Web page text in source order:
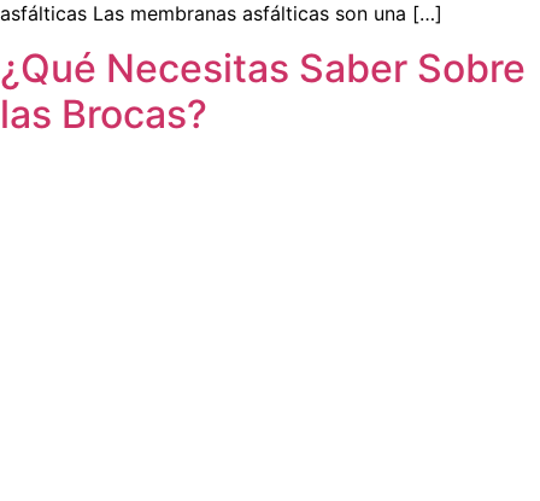
asfálticas Las membranas asfálticas son una […]
¿Qué Necesitas Saber Sobre
las Brocas?